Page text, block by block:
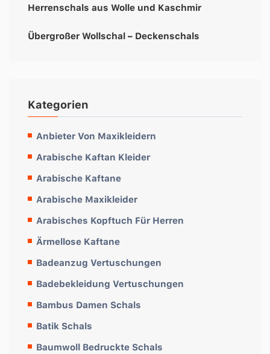
Herrenschals aus Wolle und Kaschmir
Übergroßer Wollschal – Deckenschals
Kategorien
Anbieter Von Maxikleidern
Arabische Kaftan Kleider
Arabische Kaftane
Arabische Maxikleider
Arabisches Kopftuch Für Herren
Ärmellose Kaftane
Badeanzug Vertuschungen
Badebekleidung Vertuschungen
Bambus Damen Schals
Batik Schals
Baumwoll Bedruckte Schals